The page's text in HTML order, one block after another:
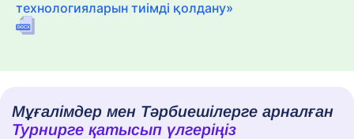
технологияларын тиімді қолдану»
Мұғалімдер мен Тәрбиешілерге арналған
Турнирге қатысып үлгеріңіз